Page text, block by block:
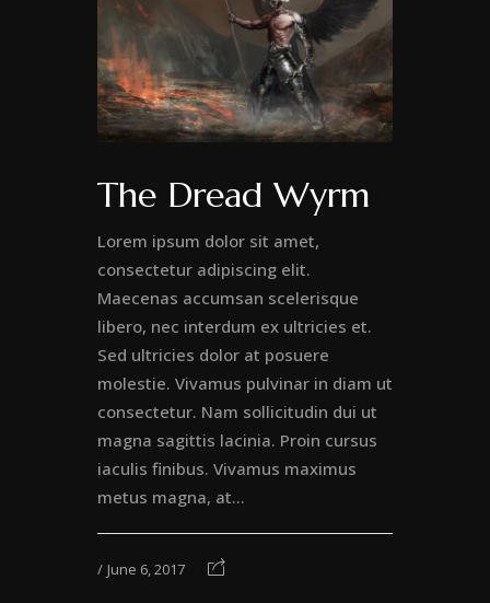
The Dread Wyrm
Lorem ipsum dolor sit amet,
consectetur adipiscing elit.
Maecenas accumsan scelerisque
libero, nec interdum ex ultricies et.
Sed ultricies dolor at posuere
molestie. Vivamus pulvinar in diam ut
consectetur. Nam sollicitudin dui ut
magna sagittis lacinia. Proin cursus
iaculis finibus. Vivamus maximus
metus magna, at...
June 6, 2017